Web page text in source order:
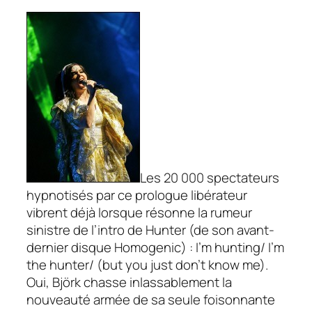
Les 20 000 spectateurs
hypnotisés par ce prologue libérateur
vibrent déjà lorsque résonne la rumeur
sinistre de l’intro de Hunter (de son avant-
dernier disque Homogenic) : I’m hunting/ I’m
the hunter/ (but you just don’t know me).
Oui, Björk chasse inlassablement la
nouveauté armée de sa seule foisonnante